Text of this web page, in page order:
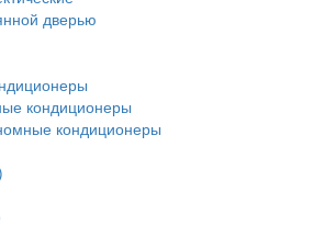
дверью
кондиционеры
кондиционеры